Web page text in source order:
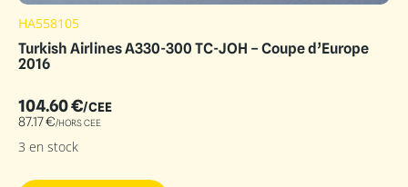
HA558105
Turkish Airlines A330-300 TC-JOH – Coupe d’Europe
2016
104.60€/CEE
87.17€/HORS CEE
3 en stock